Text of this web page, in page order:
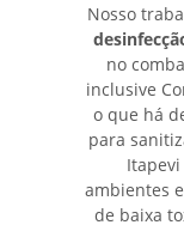
Nosso
no
inclusive
o que há
para
ambientes
de baixa